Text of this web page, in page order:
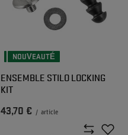
NOUVEAUTÉ
ENSEMBLE STILO LOCKING
KIT
43,70 € / article